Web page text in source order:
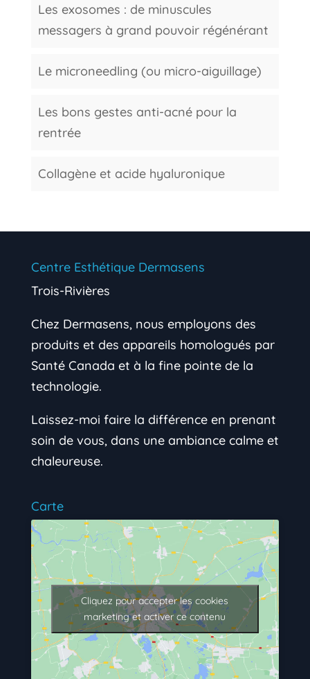
Les exosomes : de minuscules
messagers à grand pouvoir régénérant
Le microneedling (ou micro-aiguillage)
Les bons gestes anti-acné pour la
rentrée
Collagène et acide hyaluronique
Centre Esthétique Dermasens
Trois-Rivières
Chez Dermasens, nous employons des
produits et des appareils homologués par
Santé Canada et à la fine pointe de la
technologie.
Laissez-moi faire la différence en prenant
soin de vous, dans une ambiance calme et
chaleureuse.
Carte
Cliquez pour accepter les cookies
marketing et activer ce contenu